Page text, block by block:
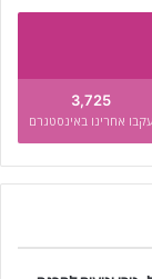
3,725
עקבו אחרינו באינסטגרם